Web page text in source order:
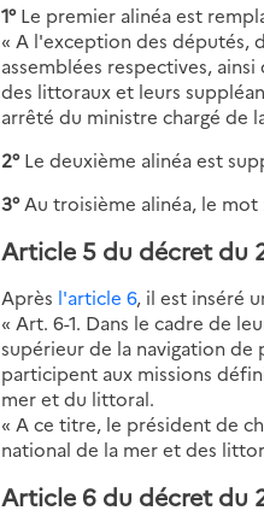
1°Le premier alinéa est
« A l'exception des députés,
assemblées respectives,
des littoraux et leurs
arrêté du ministre chargé de
2°Le deuxième alinéa est
3°Au troisième alinéa, le mot
Article 5 du décret du
Après l'article 6, il est inséré
« Art. 6-1. Dans le cadre de
supérieur de la navigation de
participent aux missions
mer et du littoral.
« A ce titre, le président de
national de la mer et des
Article 6 du décret du